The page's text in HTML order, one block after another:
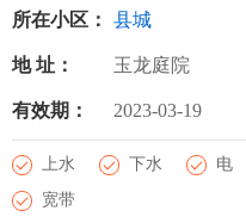
所在小区： 县城
地 址： 玉龙庭院
有效期： 2023-03-19
上水 下水 电
宽带